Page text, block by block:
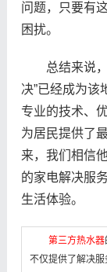
问题，只要有
困扰。
总结来说，“
决”已经成为该
专业的技术、
为居民提供了
来，我们相信
的家电解决服
生活体验。
第三方热水器
不仅提供了解决